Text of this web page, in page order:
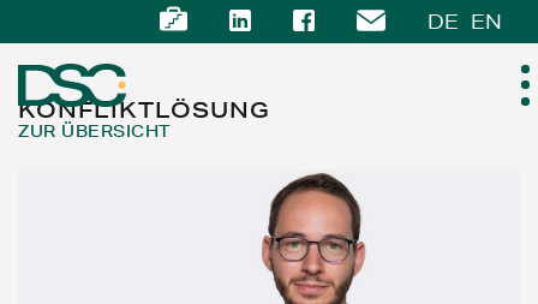
DE EN
KONFLIKTLÖSUNG
ZUR ÜBERSICHT